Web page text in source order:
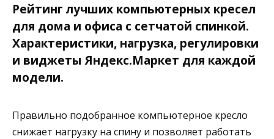
Рейтинг лучших компьютерных кресел
для дома и офиса с сетчатой спинкой.
Характеристики, нагрузка, регулировки
и виджеты Яндекс.Маркет для каждой
модели.
Правильно подобранное компьютерное кресло
снижает нагрузку на спину и позволяет работать